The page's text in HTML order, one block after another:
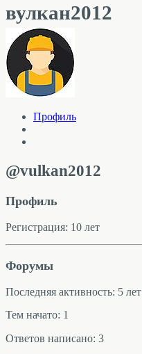
вулкан2012
Профиль
@vulkan2012
Профиль
Регистрация: 10 лет
Форумы
Последняя активность: 5 лет
Тем начато: 1
Ответов написано: 3